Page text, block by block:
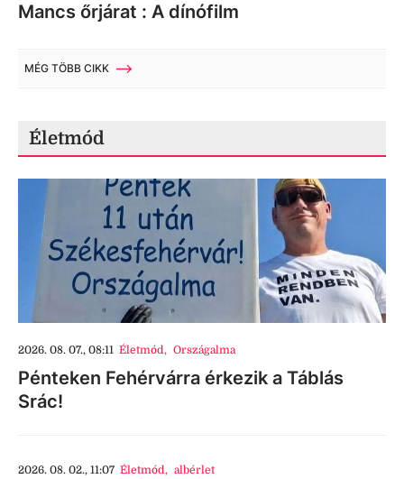
Mancs őrjárat : A dínófilm
MÉG TÖBB CIKK
Életmód
2026. 08. 07., 08:11 Életmód, Országalma
Pénteken Fehérvárra érkezik a Táblás
Srác!
2026. 08. 02., 11:07 Életmód, albérlet